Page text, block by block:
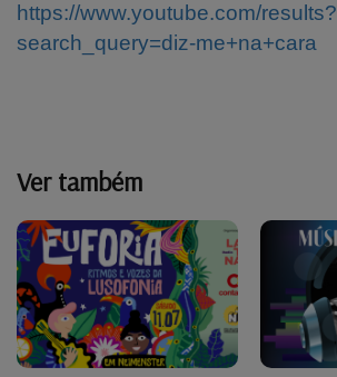
https://www.youtube.com/results?
search_query=diz-me+na+cara
Ver também